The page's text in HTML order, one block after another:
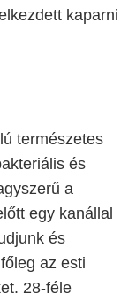
kaparni
természetes
és
a
egy kanállal
és
az esti
28-féle